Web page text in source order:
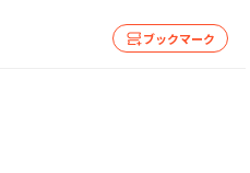
ブックマーク